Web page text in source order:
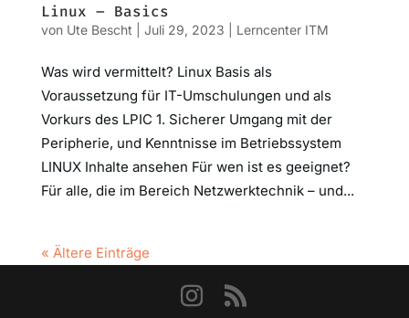
Linux – Basics
von Ute Bescht Juli 29, 2023 Lerncenter ITM
Was wird vermittelt? Linux Basis als
Voraussetzung für IT-Umschulungen und als
Vorkurs des LPIC 1. Sicherer Umgang mit der
Peripherie, und Kenntnisse im Betriebssystem
LINUX Inhalte ansehen Für wen ist es geeignet?
Für alle, die im Bereich Netzwerktechnik – und...
« Ältere Einträge